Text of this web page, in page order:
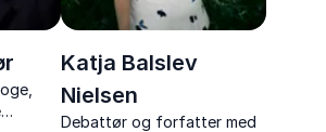
Katja Balslev
Nielsen
Debattør og forfatter med